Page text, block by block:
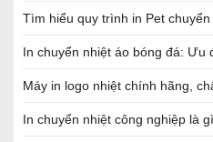
Tìm hiểu quy trình in Pet
In chuyển nhiệt áo bóng đá: Ưu
Máy in logo nhiệt chính hãng,
In chuyển nhiệt công nghiệp là